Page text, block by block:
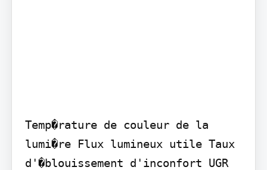
Temp�rature de couleur de la
lumi�re Flux lumineux utile Taux
d'�blouissement d'inconfort UGR